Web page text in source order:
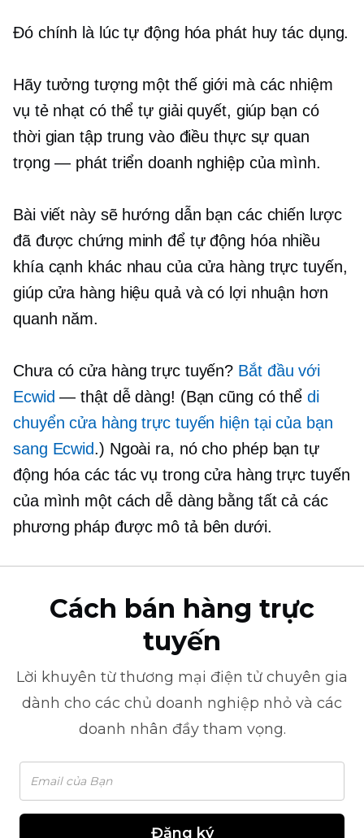
Đó chính là lúc tự động hóa phát huy tác dụng.
Hãy tưởng tượng một thế giới mà các nhiệm
vụ tẻ nhạt có thể tự giải quyết, giúp bạn có
thời gian tập trung vào điều thực sự quan
trọng — phát triển doanh nghiệp của mình.
Bài viết này sẽ hướng dẫn bạn các chiến lược
đã được chứng minh để tự động hóa nhiều
khía cạnh khác nhau của cửa hàng trực tuyến,
giúp cửa hàng hiệu quả và có lợi nhuận hơn
quanh năm.
Chưa có cửa hàng trực tuyến? Bắt đầu với
Ecwid — thật dễ dàng! (Bạn cũng có thểdi
chuyển cửa hàng trực tuyến hiện tại của bạn
sang Ecwid.) Ngoài ra, nó cho phép bạn tự
động hóa các tác vụ trong cửa hàng trực tuyến
của mình một cách dễ dàng bằng tất cả các
phương pháp được mô tả bên dưới.
Cách bán hàng trực
tuyến
Lời khuyên từ thương mại điện tử chuyên gia
dành cho các chủ doanh nghiệp nhỏ và các
doanh nhân đầy tham vọng.
Đăng ký